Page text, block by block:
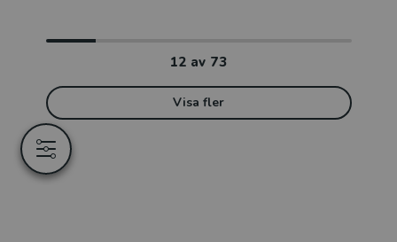
12 av 73
Visa fler